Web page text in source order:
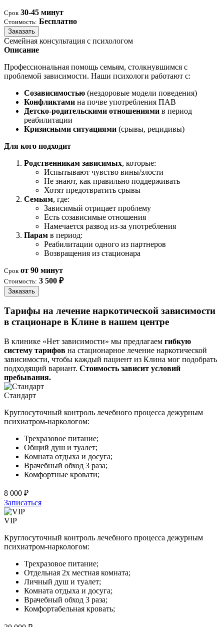
Срок 30-45 минут
Стоимость: Бесплатно
Заказать
Семейная консультация с психологом
Описание
Профессиональная помощь семьям, столкнувшимся с
проблемой зависимости. Наши психологи работают с:
Созависимостью (нездоровые модели поведения)
Конфликтами на почве употребления ПАВ
Детско-родительскими отношениями в период
реабилитации
Кризисными ситуациями (срывы, рецидивы)
Для кого подходит
Родственникам зависимых, которые:
Испытывают чувство вины/злости
Не знают, как правильно поддерживать
Хотят предотвратить срывы
Семьям, где:
Зависимый отрицает проблему
Есть созависимые отношения
Намечается развод из-за употребления
Парам в период:
Реабилитации одного из партнеров
Возвращения из стационара
Срок от 90 минут
Стоимость: 3 500 ₽
Заказать
Тарифы на лечение наркотической зависимости
в стационаре в Клине в нашем центре
В клинике «Нет зависимости» мы предлагаем гибкую
систему тарифов на стационарное лечение наркотической
зависимости, чтобы каждый пациент из Клина мог подобрать
подходящий вариант. Стоимость зависит условий
пребывания.
Стандарт
Круглосуточный контроль лечебного процесса дежурным
психиатром-наркологом:
Трехразовое питание;
Общий душ и туалет;
Комната отдыха и досуга;
Врачебный обход 3 раза;
Комфортные кровати;
8 000 ₽
Записаться
VIP
Круглосуточный контроль лечебного процесса дежурным
психиатром-наркологом:
Трехразовое питание;
Отдельная 2х местная комната;
Личный душ и туалет;
Комната отдыха и досуга;
Врачебный обход 3 раза;
Комфортабельная кровать;